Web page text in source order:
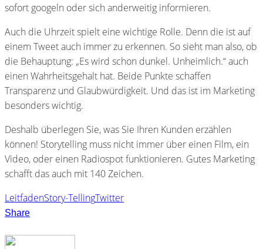
sofort googeln oder sich anderweitig informieren.
Auch die Uhrzeit spielt eine wichtige Rolle. Denn die ist auf
einem Tweet auch immer zu erkennen. So sieht man also, ob
die Behauptung: „Es wird schon dunkel. Unheimlich.“ auch
einen Wahrheitsgehalt hat. Beide Punkte schaffen
Transparenz und Glaubwürdigkeit. Und das ist im Marketing
besonders wichtig.
Deshalb überlegen Sie, was Sie Ihren Kunden erzählen
können! Storytelling muss nicht immer über einen Film, ein
Video, oder einen Radiospot funktionieren. Gutes Marketing
schafft das auch mit 140 Zeichen.
LeitfadenStory-TellingTwitter
Share